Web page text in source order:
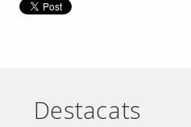
Destacats